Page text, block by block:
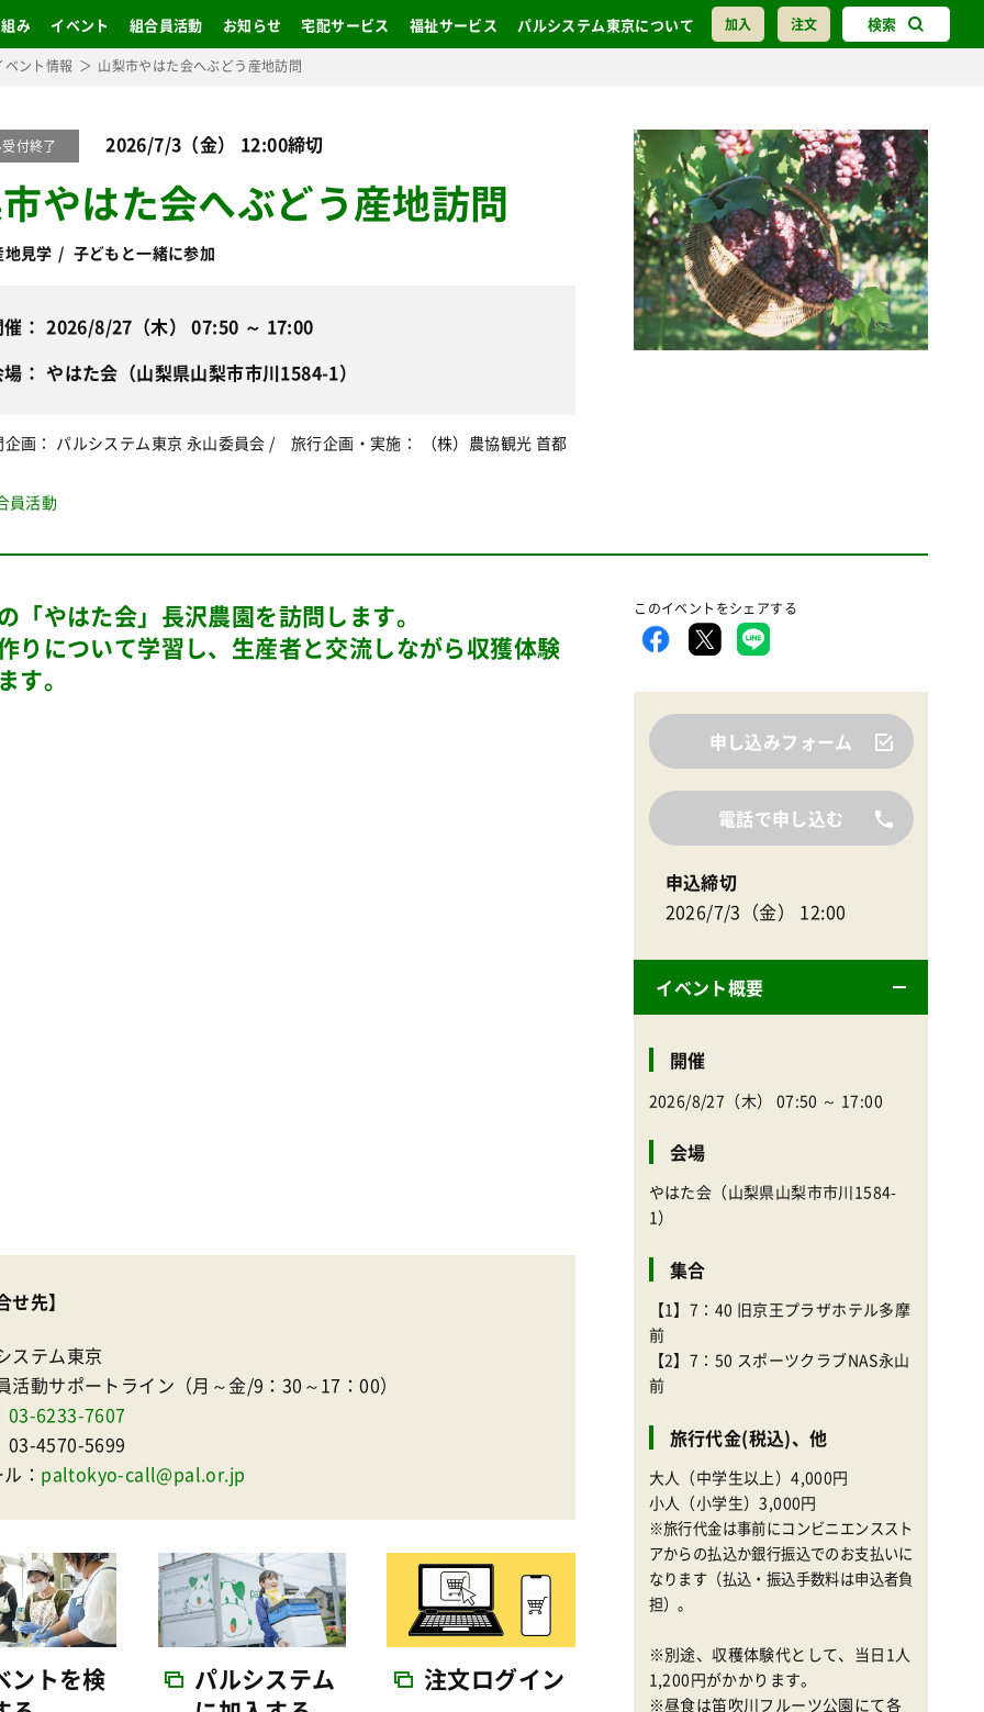
加入 注文 検索
み イベント 組合員活動 お知らせ 宅配サービス 福祉サービス パルシステム東京について
ベント情報 山梨市やはた会へぶどう産地訪問
付終了 2026/7/3（金） 12:00締切
やはた会へぶどう産地訪問
地見学 子どもと一緒に参加
2026/8/27（木） 07:50 ～ 17:00
やはた会（山梨県山梨市市川1584-1）
企画： パルシステム東京 永山委員会 / 旅行企画・実施： （株）農協観光 首都
員活動
このイベントをシェアする
申し込みフォーム
電話で申し込む
申込締切
2026/7/3（金） 12:00
イベント概要
開催
2026/8/27（木） 07:50 ～ 17:00
会場
やはた会（山梨県山梨市市川1584-
1）
集合
【1】7：40 旧京王プラザホテル多摩
前
【2】7：50 スポーツクラブNAS永山
前
旅行代金(税込)、他
大人（中学生以上）4,000円
小人（小学生）3,000円
※旅行代金は事前にコンビニエンススト
アからの払込か銀行振込でのお支払いに
なります（払込・振込手数料は申込者負
担）。
※別途、収穫体験代として、当日1人
1,200円がかかります。
※昼食は笛吹川フルーツ公園にて各
「やはた会」長沢農園を訪問します。
りについて学習し、生産者と交流しながら収獲体験
す。
せ先】
ステム東京
活動サポートライン（月～金/9：30～17：00）
03-6233-7607
03-4570-5699
： paltokyo-call@pal.or.jp
ントを検
パルシステム
注文ログイン